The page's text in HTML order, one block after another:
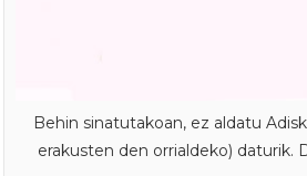
Behin sinatutakoan, ez aldatu
erakusten den orrialdeko) daturik.